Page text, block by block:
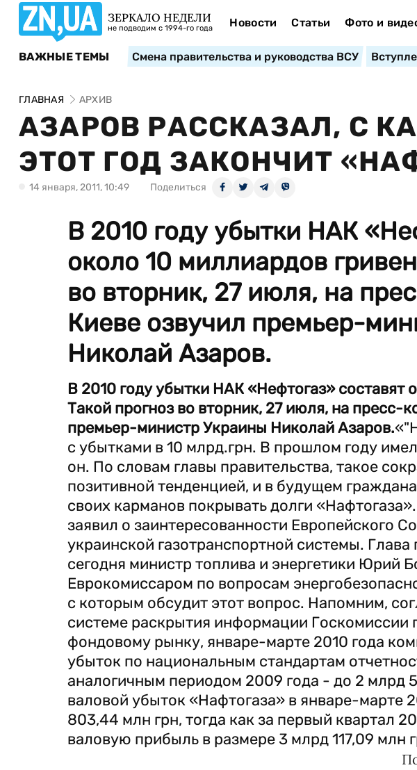
ЗЕРКАЛО НЕДЕЛИ
не подводим с 1994-го года Новости Статьи Фото и
ВАЖНЫЕ ТЕМЫ Смена правительства и руководства ВСУ
ГЛАВНАЯ АРХИВ
АЗАРОВ РАССКАЗАЛ, С
ЭТОТ ГОД ЗАКОНЧИТ
14 января, 2011, 10:49 Поделиться
В 2010 году убытки НАК
около 10 миллиардов
во вторник, 27 июля, на
Киеве озвучил премьер-
Николай Азаров.
В 2010 году убытки НАК «Нефтогаз» составят
Такой прогноз во вторник, 27 июля, на пресс-
премьер-министр Украины Николай Азаров.
с убытками в 10 млрд.грн. В прошлом году
он. По словам главы правительства, такое
позитивной тенденцией, и в будущем
своих карманов покрывать долги
заявил о заинтересованности Европейского
украинской газотранспортной системы.
сегодня министр топлива и энергетики Юрий
Еврокомиссаром по вопросам
с которым обсудит этот вопрос. Напомним,
системе раскрытия информации Госкомиссии
фондовому рынку, январе-марте 2010 года
убыток по национальным стандартам
аналогичным периодом 2009 года - до 2 млрд
валовой убыток «Нафтогаза» в январе-марте
803,44 млн грн, тогда как за первый квартал
валовую прибыль в размере 3 млрд 117,09 млн